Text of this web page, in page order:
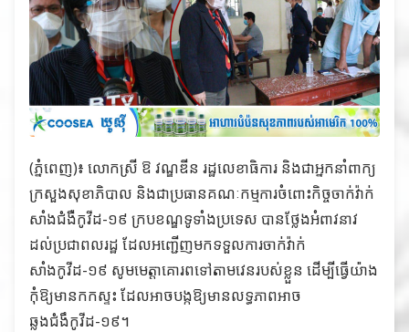
(ភ្នំពេញ)៖ លោកស្រី ឱ វណ្ឌឌីន រដ្ឋលេខាធិការ និងជាអ្នកនាំពាក្យ
ក្រសួងសុខាភិបាល និងជាប្រធានគណៈកម្មការចំពោះកិច្ចចាក់វ៉ាក់
សាំងជំងឺកូវីដ-១៩ ក្របខណ្ឌទូទាំងប្រទេស បានថ្លែងអំពាវនាវ
ដល់ប្រជាពលរដ្ឋ ដែលអញ្ជើញមកទទួលការចាក់វ៉ាក់
សាំងកូវីដ-១៩ សូមមេត្ដាគោរពទៅតាមវេនរបស់ខ្លួន ដើម្បីធ្វើយ៉ាង
កុំឱ្យមានកកស្ទះ ដែលអាចបង្កឱ្យមានលទ្ធភាពអាច
ឆ្លងជំងឹកូវីដ-១៩។